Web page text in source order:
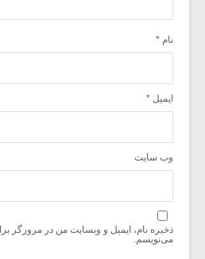
نام *
ایمیل *
وب‌ سایت
ذخیره نام، ایمیل و وبسایت من در مرورگر
می‌نویسم.